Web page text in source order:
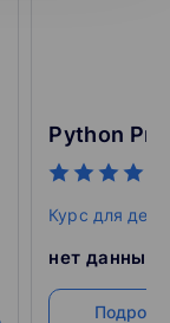
Python Pro
Курс для
нет данных